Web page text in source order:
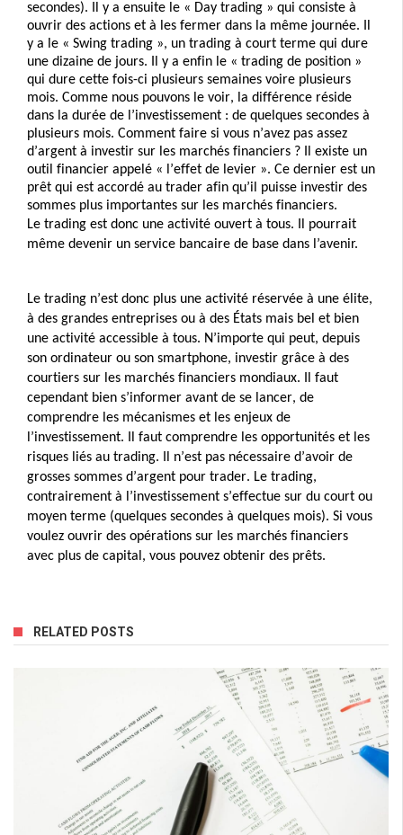
secondes).
Il y a ensuite le « Day trading » qui consiste à
ouvrir des actions et à les fermer dans la même journée.
y a le « Swing trading », un trading à court terme qui dure
une dizaine de jours.
Il y a enfin le « trading de position »
qui dure cette fois-ci plusieurs semaines voire plusieurs
mois. Comme nous pouvons le voir, la différence réside
dans la durée de l’investissement : de quelques secondes à
plusieurs mois. Comment faire si vous n’avez pas assez
d’argent à investir sur les marchés financiers ?
Il existe un
outil financier appelé « l’effet de levier ». Ce dernier est un
prêt qui est accordé au trader afin qu’il puisse investir des
sommes plus importantes sur les marchés financiers.
Le trading est donc une activité ouvert à tous.
Il pourrait
même devenir un service bancaire de base dans l’avenir.
Le trading n’est donc plus une activité réservée à une élite,
à des grandes entreprises ou à des États mais bel et bien
une activité accessible à tous. N’importe qui peut, depuis
son ordinateur ou son smartphone, investir grâce à des
courtiers sur les marchés financiers mondiaux.
Il faut
cependant bien s’informer avant de se lancer, de
comprendre les mécanismes et les enjeux de
l’investissement.
Il faut comprendre les opportunités et les
risques liés au trading.
Il n’est pas nécessaire d’avoir de
grosses sommes d’argent pour trader. Le trading,
contrairement à l’investissement s’effectue sur du court ou
moyen terme (quelques secondes à quelques mois). Si vous
voulez ouvrir des opérations sur les marchés financiers
avec plus de capital, vous pouvez obtenir des prêts.
RELATED POSTS